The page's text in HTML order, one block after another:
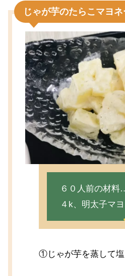
じゃが芋のたらこマヨネ
６０人前の材
４k、明太子マ
①じゃが芋を蒸して